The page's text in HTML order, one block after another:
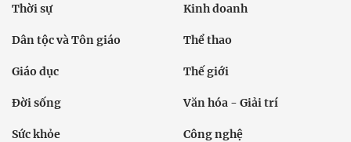
Thời sự Kinh doanh
Dân tộc và Tôn giáo Thể thao
Giáo dục Thế giới
Đời sống Văn hóa - Giải trí
Sức khỏe Công nghệ